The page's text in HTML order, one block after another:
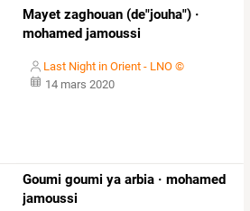
Mayet zaghouan (de"jouha") ·
mohamed jamoussi
Last Night in Orient - LNO ©
14 mars 2020
Goumi goumi ya arbia · mohamed
jamoussi